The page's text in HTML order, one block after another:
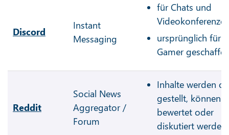
Discord
Instant
Messaging
für Chats und
ursprünglich für
Gamer
Reddit
Social News
Aggregator /
Forum
Inhalte werden
gestellt, können
bewertet oder
diskutiert werden